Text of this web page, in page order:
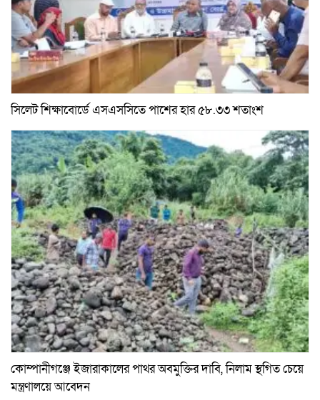
সিলেট শিক্ষাবোর্ডে এসএসসিতে পাশের হার ৫৮.৩৩ শতাংশ
কোম্পানীগঞ্জে ইজারাকালের পাথর অবমুক্তির দাবি, নিলাম স্থগিত চেয়ে
মন্ত্রণালয়ে আবেদন